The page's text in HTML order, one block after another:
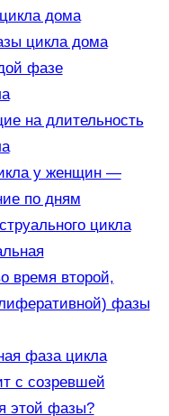
дома
цикла дома
фазе
на длительность
у женщин —
по дням
цикла
время второй,
фазы
фаза цикла
с созревшей
этой фазы?